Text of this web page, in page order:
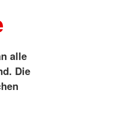
alle
Die